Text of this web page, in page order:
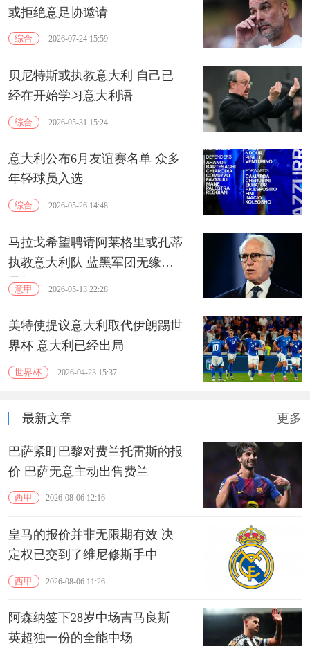
或拒绝意足协邀请
综合 2026-07-24 15:59
贝尼特斯或执教意大利 自己已
经在开始学习意大利语
综合 2026-05-31 15:24
意大利公布6月友谊赛名单 众多
年轻球员入选
综合 2026-05-26 14:48
马拉戈希望聘请阿莱格里或孔蒂
执教意大利队 蓝黑军团无缘世
界杯
意甲 2026-05-13 22:28
美特使提议意大利取代伊朗踢世
界杯 意大利已经出局
世界杯 2026-04-23 15:37
最新文章 更多
巴萨紧盯巴黎对费兰托雷斯的报
价 巴萨无意主动出售费兰
西甲 2026-08-06 12:16
皇马的报价并非无限期有效 决
定权已交到了维尼修斯手中
西甲 2026-08-06 11:26
阿森纳签下28岁中场吉马良斯
英超独一份的全能中场